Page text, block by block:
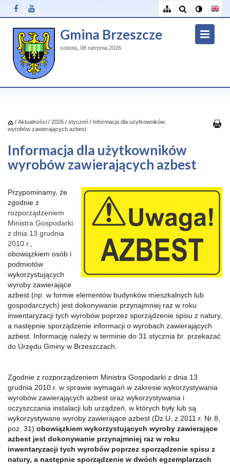
Gmina Brzeszcze
sobota, 08 sierpnia 2026
/ Aktualności / 2026 / styczeń / Informacja dla użytkowników
wyrobów zawierających azbest
Informacja dla użytkowników
wyrobów zawierających azbest
Przypominamy, że
zgodnie z
rozporządzeniem
Ministra Gospodarki
z dnia 13 grudnia
2010 r.
obowiązkiem osób i
podmiotów
wykorzystujących
wyroby zawierające
azbest (np. w formie elementów budynków mieszkalnych lub
gospodarczych) jest dokonywanie przynajmniej raz w roku
inwentaryzacji tych wyrobów poprzez sporządzenie spisu z natury,
a następnie sporządzenie informacji o wyrobach zawierających
azbest. Informację należy w terminie do 31 stycznia br. przekazać
do Urzędu Gminy w Brzeszczach.
Zgodnie z rozporządzeniem Ministra Gospodarki z dnia 13
grudnia 2010 r. w sprawie wymagań w zakresie wykorzystywania
wyrobów zawierających azbest oraz wykorzystywania i
oczyszczania instalacji lub urządzeń, w których były lub są
wykorzystywane wyroby zawierające azbest (Dz.U. z 2011 r. Nr 8,
poz. 31) obowiązkiem wykorzystujących wyroby zawierające
azbest jest dokonywanie przynajmniej raz w roku
inwentaryzacji tych wyrobów poprzez sporządzenie spisu z
natury, a następnie sporządzenie w dwóch egzemplarzach